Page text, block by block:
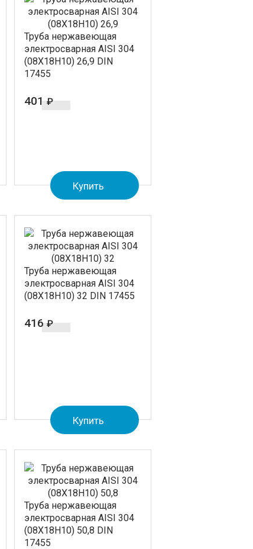
Труба нержавеющая
электросварная AISI 304
(08Х18Н10) 26,9 DIN
17455
401 ₽
Купить
Труба нержавеющая
электросварная AISI 304
(08Х18Н10) 32 DIN 17455
416 ₽
Купить
Труба нержавеющая
электросварная AISI 304
(08Х18Н10) 50,8 DIN
17455